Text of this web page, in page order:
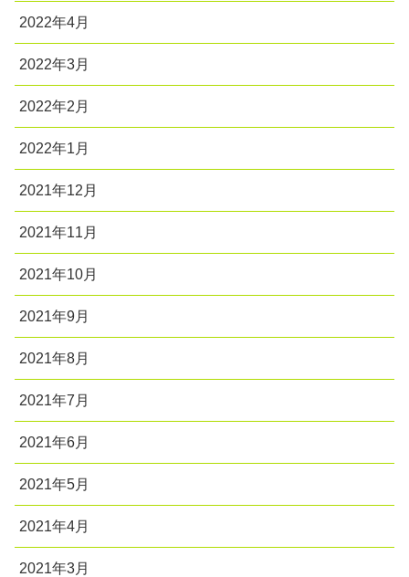
2022年4月
2022年3月
2022年2月
2022年1月
2021年12月
2021年11月
2021年10月
2021年9月
2021年8月
2021年7月
2021年6月
2021年5月
2021年4月
2021年3月